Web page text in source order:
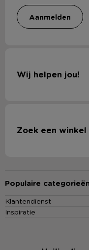
aanmelden
Wij helpen jou!
Zoek een
Populaire
Klantendienst
Inspiratie